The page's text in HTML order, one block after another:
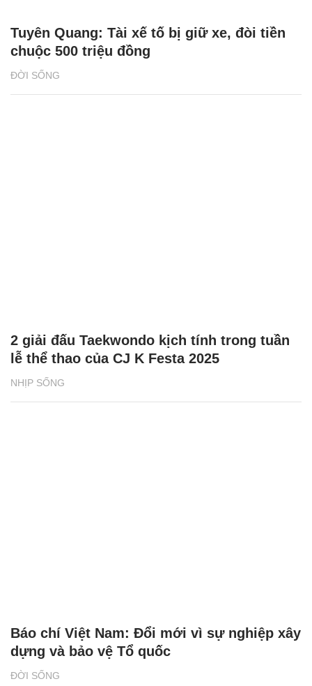
ĐỜI SỐNG
Tuyên Quang: Tài xế tố bị giữ xe, đòi tiền
chuộc 500 triệu đồng
NHỊP SỐNG
2 giải đấu Taekwondo kịch tính trong tuần
lễ thể thao của CJ K Festa 2025
ĐỜI SỐNG
Báo chí Việt Nam: Đổi mới vì sự nghiệp xây
dựng và bảo vệ Tổ quốc